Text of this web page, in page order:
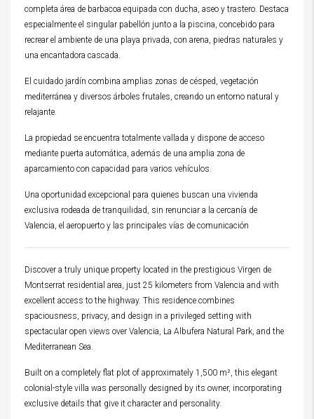
completa área de barbacoa equipada con ducha, aseo y trastero. Destaca
especialmente el singular pabellón junto a la piscina, concebido para
recrear el ambiente de una playa privada, con arena, piedras naturales y
una encantadora cascada.
El cuidado jardín combina amplias zonas de césped, vegetación
mediterránea y diversos árboles frutales, creando un entorno natural y
relajante.
La propiedad se encuentra totalmente vallada y dispone de acceso
mediante puerta automática, además de una amplia zona de
aparcamiento con capacidad para varios vehículos.
Una oportunidad excepcional para quienes buscan una vivienda
exclusiva rodeada de tranquilidad, sin renunciar a la cercanía de
Valencia, el aeropuerto y las principales vías de comunicación
Discover a truly unique property located in the prestigious Virgen de
Montserrat residential area, just 25 kilometers from Valencia and with
excellent access to the highway. This residence combines
spaciousness, privacy, and design in a privileged setting with
spectacular open views over Valencia, La Albufera Natural Park, and the
Mediterranean Sea.
Built on a completely flat plot of approximately 1,500 m², this elegant
colonial-style villa was personally designed by its owner, incorporating
exclusive details that give it character and personality.